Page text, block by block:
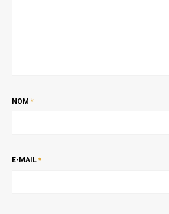
NOM *
E-MAIL *